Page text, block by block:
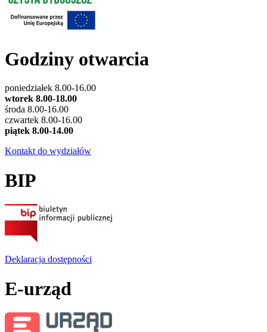
Godziny otwarcia
poniedziałek 8.00-16.00
wtorek 8.00-18.00
środa 8.00-16.00
czwartek 8.00-16.00
piątek 8.00-14.00
Kontakt do wydziałów
BIP
Deklaracja dostępności
E-urząd